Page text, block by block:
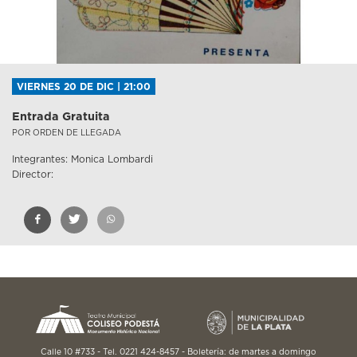
VIERNES 20 DE DIC | 21:00
Entrada Gratuita
POR ORDEN DE LLEGADA
Integrantes: Monica Lombardi
Director:
Calle 10 #733 - Tel. 0221 424-8457 - Boletería: de martes a domingo